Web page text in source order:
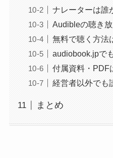
ナレーターは誰
Audibleの聴き
無料で聴く方法
audiobook.jpで
付属資料・PDF
経営者以外でも
まとめ